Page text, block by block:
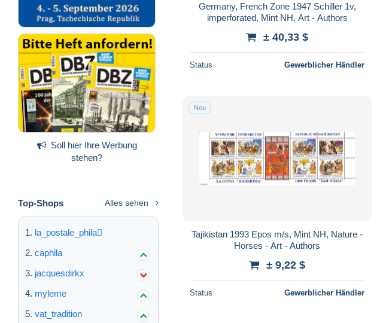
Soll hier Ihre Werbung
stehen?
Top-Shops Alles sehen
la_postale_phila
caphila
jacquesdirkx
myleme
vat_tradition
Germany, French Zone 1947 Schiller 1v,
imperforated, Mint NH, Art - Authors
± 40,33 $
Status Gewerblicher Händler
Neu
Tajikistan 1993 Epos m/s, Mint NH, Nature -
Horses - Art - Authors
± 9,22 $
Status Gewerblicher Händler